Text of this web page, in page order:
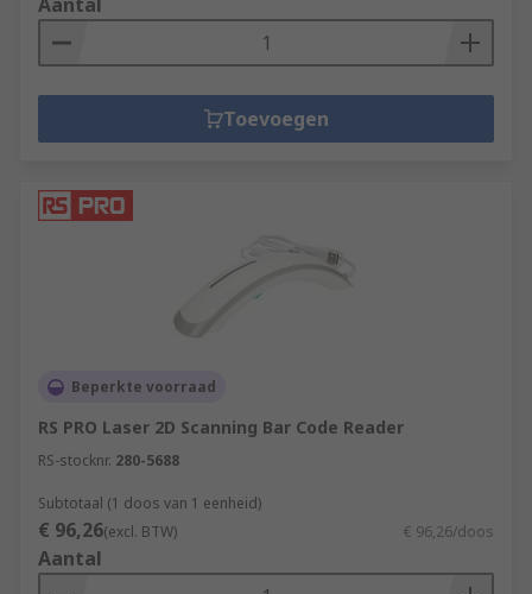
Toevoegen
Beperkte voorraad
RS PRO Laser 2D Scanning Bar Code Reader
RS-stocknr. 280-5688
Subtotaal (1 doos van 1 eenheid)
€ 96,26(excl. BTW) € 96,26/doos
Aantal